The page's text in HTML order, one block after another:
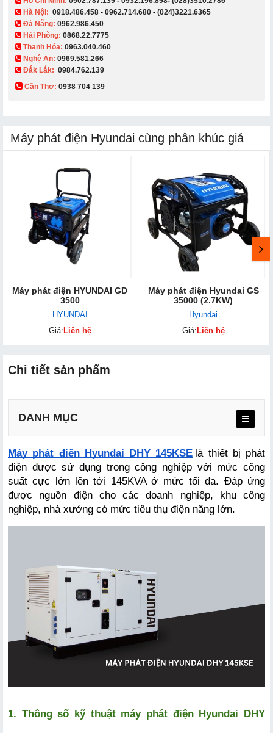
Hà Nội: 0918.486.458 - 0962.714.680 - (024)3221.6365
Đà Nẵng: 0962.986.450
Hải Phòng: 0868.22.7775
Thanh Hóa: 0963.040.460
Nghệ An: 0969.581.266
Đắk Lắk: 0984.762.139
Cần Thơ: 0938 704 139​
Máy phát điện Hyundai cùng phân khúc giá
Máy phát điện HYUNDAI GD
3500
HYUNDAI
Giá: Liên hệ
Máy phát điện Hyundai GS
35000 (2.7KW)
Hyundai
Giá: Liên hệ
Chi tiết sản phẩm
DANH MỤC
Máy phát điện Hyundai DHY 145KSE là thiết bị phát
điện được sử dụng trong công nghiệp với mức công
suất cực lớn lên tới 145KVA ở mức tối đa. Đáp ứng
được nguồn điện cho các doanh nghiệp, khu công
nghiệp, nhà xưởng có mức tiêu thụ điện năng lớn.
1. Thông số kỹ thuật máy phát điện Hyundai DHY